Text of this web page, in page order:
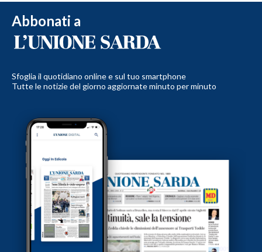
Abbonati a
Sfoglia il quotidiano online e sul tuo smartphone
Tutte le notizie del giorno aggiornate minuto per minuto